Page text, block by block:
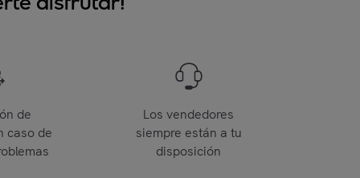
de
caso de
Los vendedores
siempre están a tu
disposición